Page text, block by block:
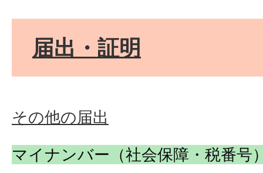
届出・証明
その他の届出
マイナンバー（社会保障・税番号